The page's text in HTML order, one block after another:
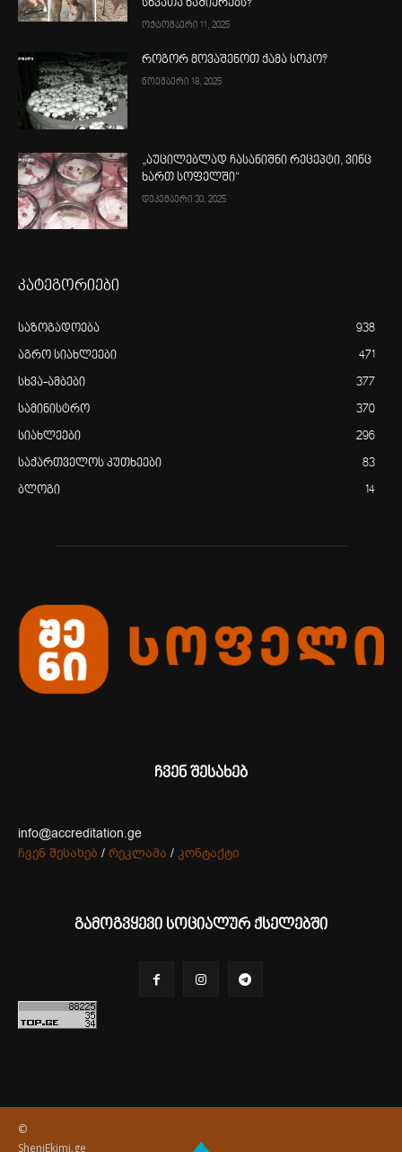
სხვათა ნაშიერებს?
ოქტომბერი 11, 2025
როგორ მოვაშენოთ ქამა სოკო?
ნოემბერი 18, 2025
„აუცილებლად ჩასანიშნი რეცეპტი, ვინც
ხართ სოფელში“
დეკემბერი 30, 2025
კატეგორიები
საზოგადოება 938
აგრო სიახლეები 471
სხვა-ამბები 377
სამინისტრო 370
სიახლეები 296
საქართველოს კუთხეები 83
ბლოგი 14
ჩვენ შესახებ
info@accreditation.ge
ჩვენ შესახებ / რეკლამა / კონტაქტი
გამოგვყევი სოციალურ ქსელებში
©
SheniEkimi.ge